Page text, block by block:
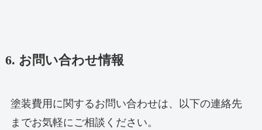
6. お問い合わせ情報
塗装費用に関するお問い合わせは、以下の連絡先
までお気軽にご相談ください。